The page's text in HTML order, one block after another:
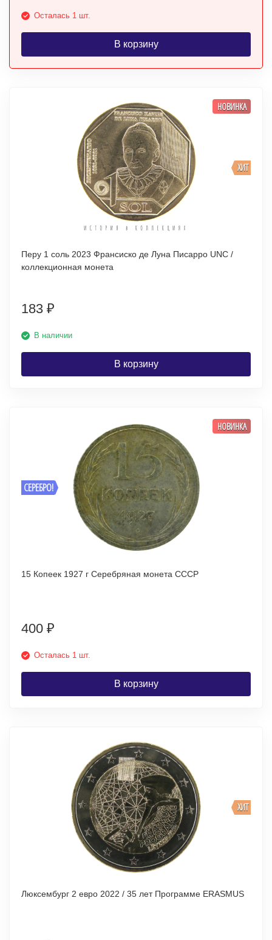
Осталась 1 шт.
В корзину
ХИТ
НОВИНКА
Перу 1 соль 2023 Франсиско де Луна Писарро UNC /
коллекционная монета
183 ₽
В наличии
В корзину
СЕРЕБРО!
НОВИНКА
15 Копеек 1927 г Серебряная монета СССР
400 ₽
Осталась 1 шт.
В корзину
ХИТ
Люксембург 2 евро 2022 / 35 лет Программе ERASMUS